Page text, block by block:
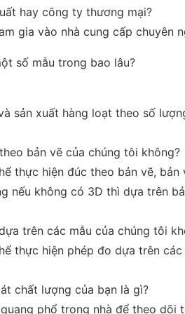
hay công ty thương mại?
gia vào nhà cung cấp chuyên
số mẫu trong bao lâu?
sản xuất hàng loạt theo số
bản vẽ của chúng tôi không?
thực hiện đúc theo bản vẽ,
nếu không có 3D thì dựa trên
trên các mẫu của chúng tôi
thực hiện phép đo dựa trên
chất lượng của bạn là gì?
phổ trong nhà để theo